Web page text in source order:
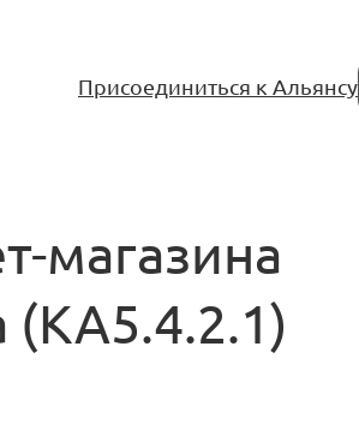
Присоединиться к Альянсу
магазина